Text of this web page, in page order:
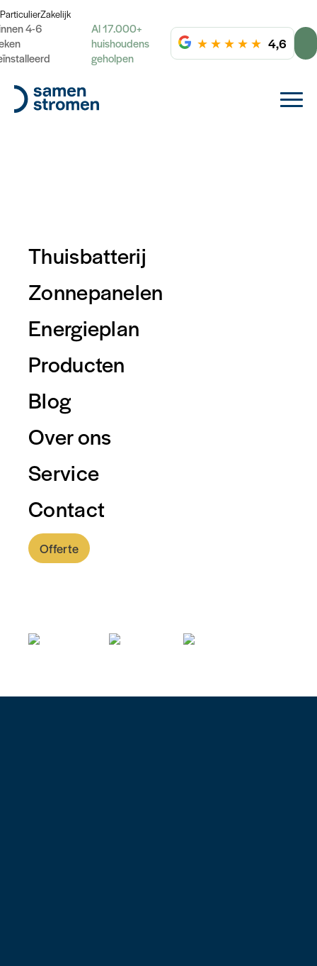
ParticulierZakelijk
4-6
Al 17.000+
huishoudens
geholpen
★ ★ ★ ★ ★ 4,6
Thuisbatterij
Zonnepanelen
Energieplan
Producten
Blog
Over ons
Service
Contact
Offerte